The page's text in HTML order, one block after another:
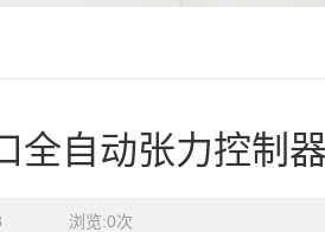
全自动张力控制
08    浏览:0次